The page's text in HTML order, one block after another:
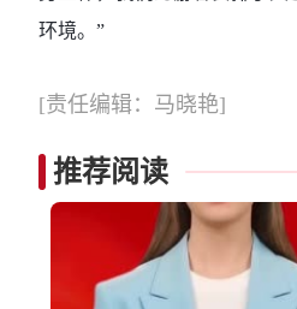
环境。”
[责任编辑：马晓艳]
推荐阅读